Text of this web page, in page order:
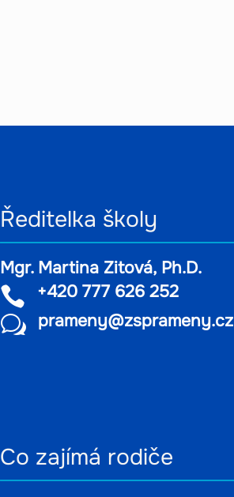
Ředitelka školy
Mgr. Martina Zitová, Ph.D.
 +420 777 626 252
w prameny@zsprameny.cz
Co zajímá rodiče